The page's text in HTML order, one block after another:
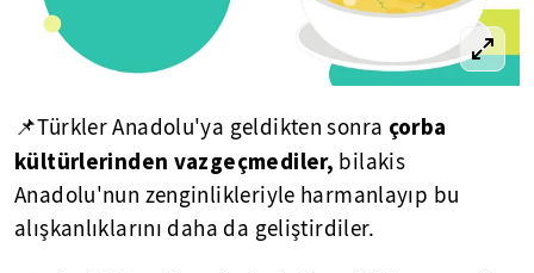
📌Türkler Anadolu'ya geldikten sonra çorba
kültürlerinden vazgeçmediler, bilakis
Anadolu'nun zenginlikleriyle harmanlayıp bu
alışkanlıklarını daha da geliştirdiler.